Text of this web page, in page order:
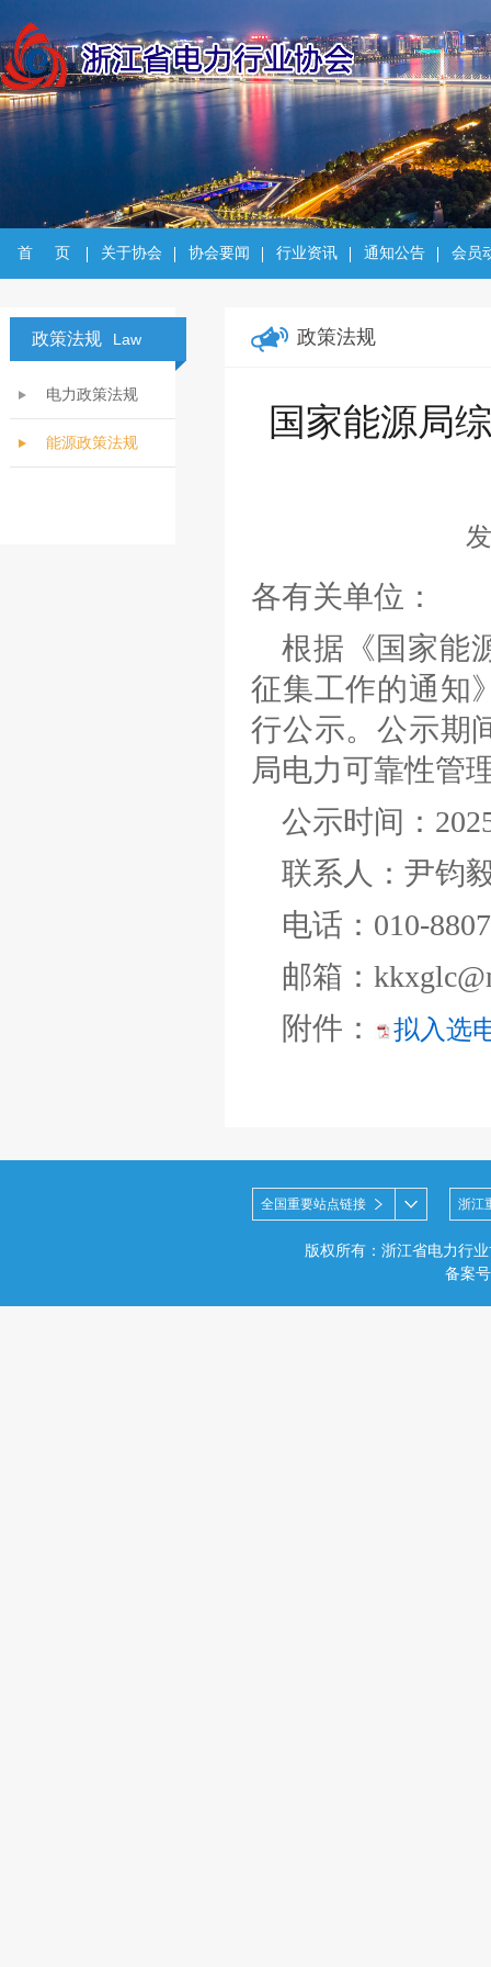
首     页 关于协会 协会要闻 行业资讯 通知公告 会员
政策法规 Law
电力政策法规
能源政策法规
政策法规
国家能源局
各有关单位：
根据《国家能
征集工作的通知
行公示。公示期
局电力可靠性管
公示时间：
联系人：尹钧
电话：010-
邮箱：
附件：
拟入选
全国重要站点链接 浙江
版权所有：浙江省电力行
备案